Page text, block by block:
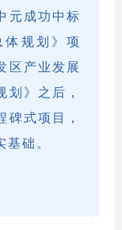
元成功中标
体规划》项
区产业发展
划》之后，
碑式项目，
础。